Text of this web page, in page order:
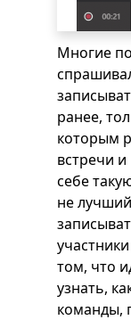
Многие
ранее,
которым
встречи и
себе
не
том, что
узнать,
команды,